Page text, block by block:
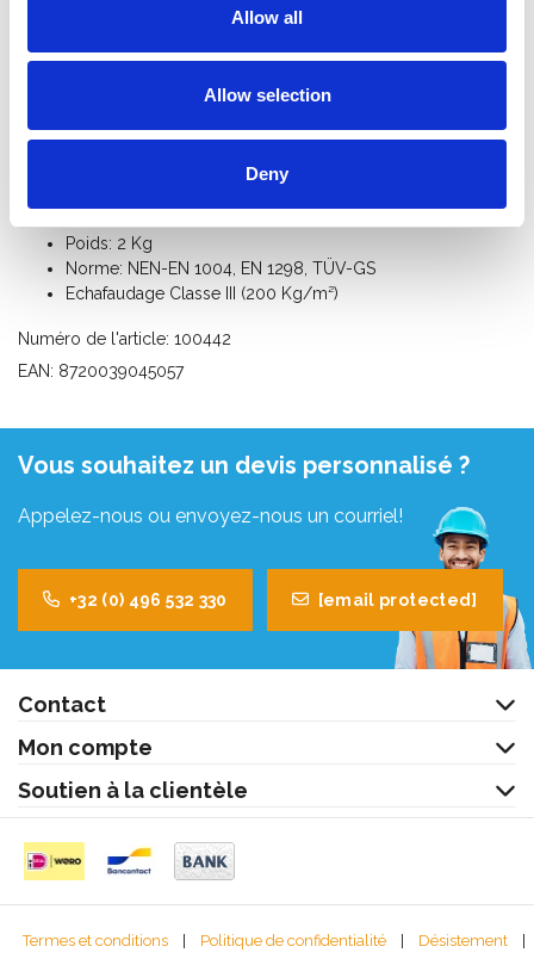
Allow all
Allow selection
Deny
Description
Lisse horizontale pour des échafaudages roulant ou pliant avec
longueur de plate-forme 140 cm.
Poids: 2 Kg
Norme: NEN-EN 1004, EN 1298, TÜV-GS
Echafaudage Classe III (200 Kg/m²)
Numéro de l'article: 100442
EAN: 8720039045057
Vous souhaitez un devis personnalisé ?
Appelez-nous ou envoyez-nous un courriel!
+32 (0) 496 532 330 [email protected]
Contact
Mon compte
Soutien à la clientèle
Termes et conditions | Politique de confidentialité | Désistement
|